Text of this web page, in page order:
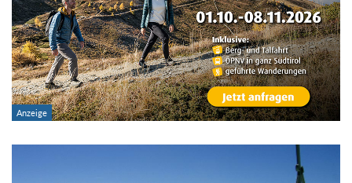
Gebirge:
Art der Tour: